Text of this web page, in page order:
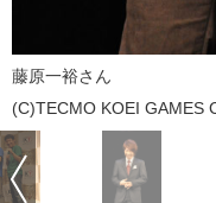
藤原一裕さん
(C)TECMO KOEI GAMES